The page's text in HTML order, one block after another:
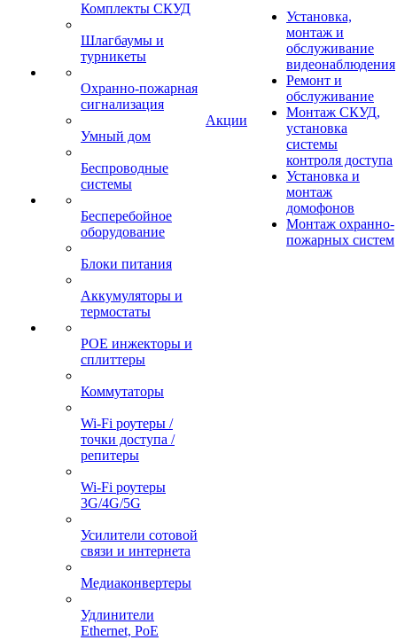
Комплекты СКУД
Шлагбаумы и
турникеты
Охранно-пожарная
сигнализация
Умный дом
Беспроводные
системы
Бесперебойное
оборудование
Блоки питания
Аккумуляторы и
термостаты
POE инжекторы и
сплиттеры
Коммутаторы
Wi-Fi роутеры /
точки доступа /
репитеры
Wi-Fi роутеры
3G/4G/5G
Усилители сотовой
связи и интернета
Медиаконвертеры
Удлинители
Ethernet, PoE
Акции
Установка,
монтаж и
обслуживание
видеонаблюдения
Ремонт и
обслуживание
Монтаж СКУД,
установка
системы
контроля доступа
Установка и
монтаж
домофонов
Монтаж охранно-
пожарных систем